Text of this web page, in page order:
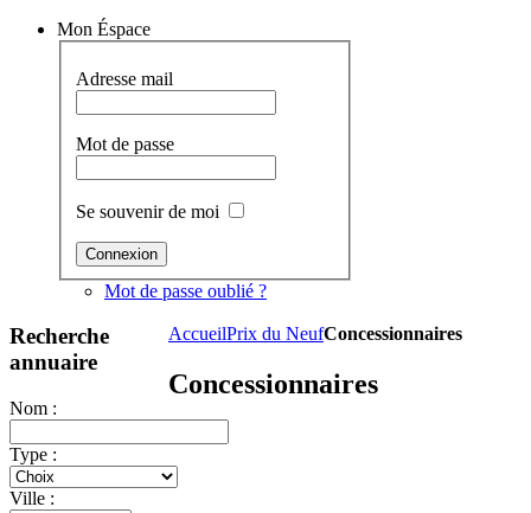
Mon Éspace
Adresse mail
Mot de passe
Se souvenir de moi
Mot de passe oublié ?
AccueilPrix du NeufConcessionnaires
Concessionnaires
Recherche
annuaire
Nom :
Type :
Ville :